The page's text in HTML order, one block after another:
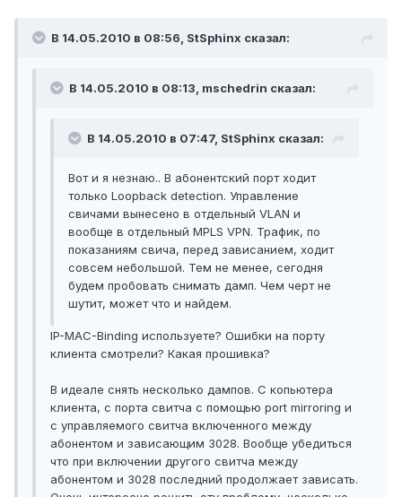
В 14.05.2010 в 08:56, StSphinx сказал:
В 14.05.2010 в 08:13, mschedrin сказал:
В 14.05.2010 в 07:47, StSphinx сказал:
Вот и я незнаю.. В абонентский порт ходит
только Loopback detection. Управление
свичами вынесено в отдельный VLAN и
вообще в отдельный MPLS VPN. Трафик, по
показаниям свича, перед зависанием, ходит
совсем небольшой. Тем не менее, сегодня
будем пробовать снимать дамп. Чем черт не
шутит, может что и найдем.
IP-MAC-Binding используете? Ошибки на порту
клиента смотрели? Какая прошивка?
В идеале снять несколько дампов. С копьютера
клиента, с порта свитча с помощью port mirroring и
с управляемого свитча включенного между
абонентом и зависающим 3028. Вообще убедиться
что при включении другого свитча между
абонентом и 3028 последний продолжает зависать.